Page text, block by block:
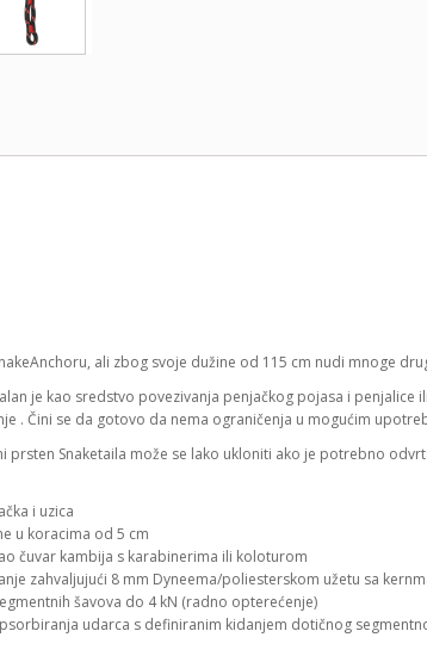
ali zbog svoje dužine od 115 cm nudi mnoge
je kao sredstvo povezivanja penjačkog pojasa i
. Čini se da gotovo da nema ograničenja u mogućim
prsten Snaketaila može se lako ukloniti ako je potrebno
i uzica
u koracima od 5 cm
čuvar kambija s karabinerima ili koloturom
zahvaljujući 8 mm Dyneema/poliesterskom užetu sa
šavova do 4 kN (radno opterećenje)
udarca s definiranim kidanjem dotičnog